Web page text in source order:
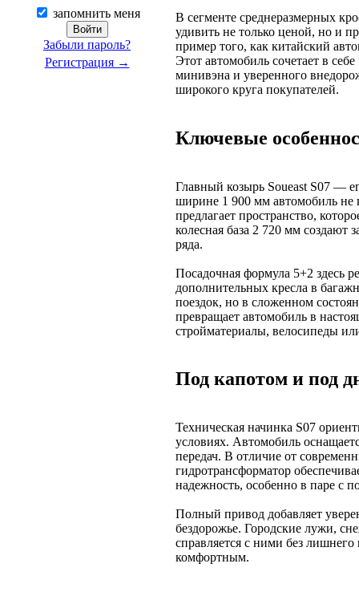
запомнить меня
Забыли пароль?
Регистрация →
В сегменте среднеразмерных
удивить не только ценой, но и
пример того, как китайский
Этот автомобиль сочетает в
минивэна и уверенного
широкого круга покупателей.
Ключевые
Главный козырь Soueast S07 —
ширине 1 900 мм автомобиль не
предлагает пространство,
колесная база 2 720 мм создают
ряда.
Посадочная формула 5+2 здесь
дополнительных кресла в
поездок, но в сложенном
превращает автомобиль в
стройматериалы, велосипеды
Под капотом и под
Техническая начинка S07
условиях. Автомобиль
передач. В отличие от
гидротрансформатор
надежность, особенно в паре с
Полный привод добавляет
бездорожье. Городские лужи,
справляется с ними без
комфортным.